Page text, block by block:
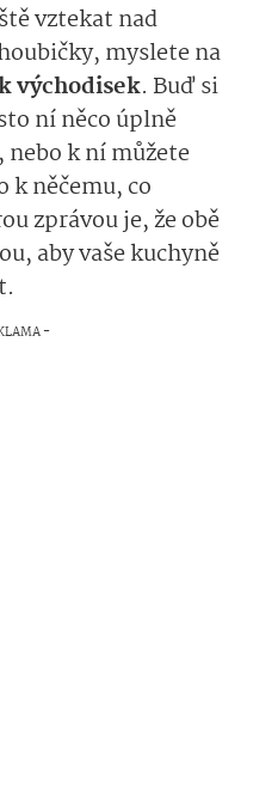
vztekat nad
myslete na
východisek. Buď si
ní něco úplně
k ní můžete
něčemu, co
zprávou je, že obě
aby vaše kuchyně